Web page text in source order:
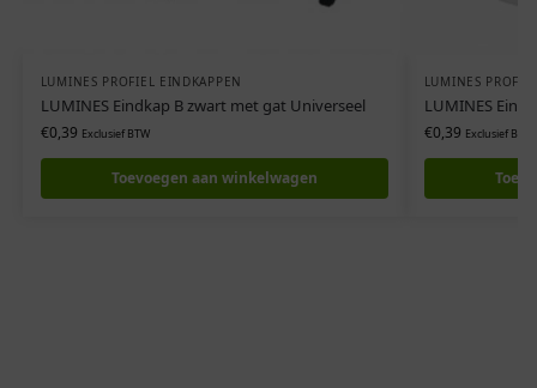
LUMINES PROFIEL EINDKAPPEN
LUMINES Eindkap B zwart met gat Universeel
€0,39 Exclusief BTW
Toevoegen aan winkelwagen
LUMINES
LUMINES
€0,39 Exclusief BTW